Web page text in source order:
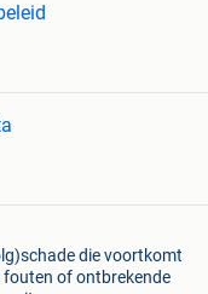
die voortkomt
fouten of ontbrekende